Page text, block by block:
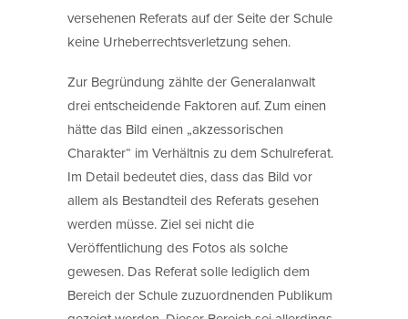
versehenen Referats auf der Seite der Schule
keine Urheberrechtsverletzung sehen.
Zur Begründung zählte der Generalanwalt
drei entscheidende Faktoren auf. Zum einen
hätte das Bild einen „akzessorischen
Charakter“ im Verhältnis zu dem Schulreferat.
Im Detail bedeutet dies, dass das Bild vor
allem als Bestandteil des Referats gesehen
werden müsse. Ziel sei nicht die
Veröffentlichung des Fotos als solche
gewesen. Das Referat solle lediglich dem
Bereich der Schule zuzuordnenden Publikum